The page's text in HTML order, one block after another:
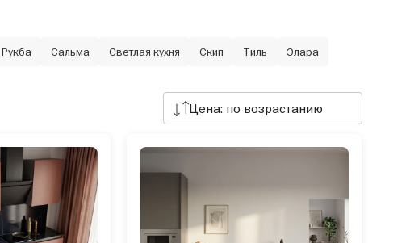
Рукба Сальма Светлая кухня Скип Тиль Элара
Цена: по возрастанию